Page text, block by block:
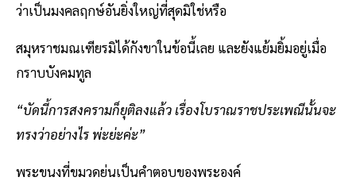
ว่าเป็นมงคลฤกษ์อันยิ่งใหญ่ที่สุดมิใช่หรือ
สมุหราชมณเฑียรมิได้กังขาในข้อนี้เลย และยังแย้มยิ้มอยู่เมื่อ
กราบบังคมทูล
“บัดนี้การสงครามก็ยุติลงแล้ว เรื่องโบราณราชประเพณีนั้นจะ
ทรงว่าอย่างไร พ่ะย่ะค่ะ”
พระขนงที่ขมวดย่นเป็นคำตอบของพระองค์